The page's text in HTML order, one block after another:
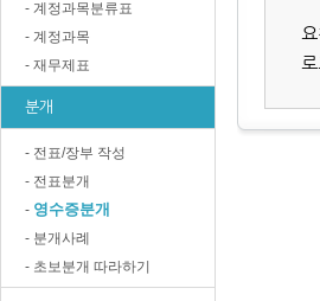
- 계정과목분류표
- 계정과목
- 재무제표
분개
- 전표/장부 작성
- 전표분개
- 영수증분개
- 분개사례
- 초보분개 따라하기